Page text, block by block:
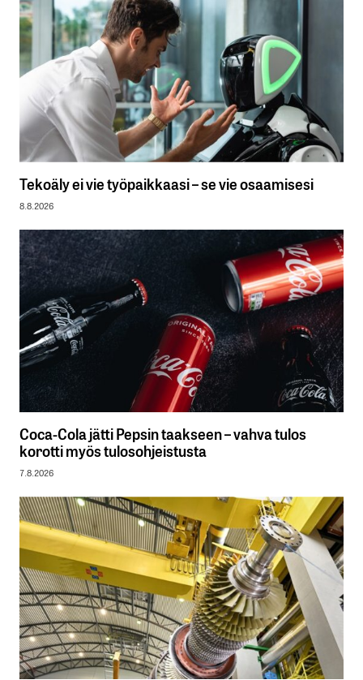
Tekoäly ei vie työpaikkaasi – se vie osaamisesi
8.8.2026
Coca-Cola jätti Pepsin taakseen – vahva tulos
korotti myös tulosohjeistusta
7.8.2026